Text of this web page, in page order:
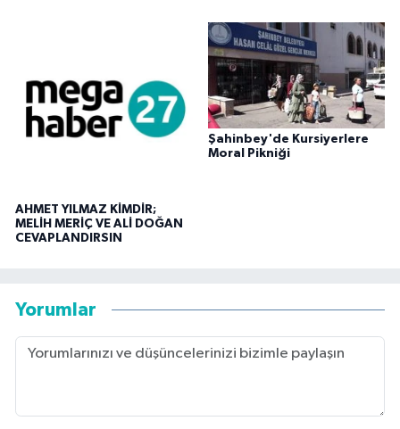
AHMET YILMAZ KİMDİR;
MELİH MERİÇ VE ALİ DOĞAN
CEVAPLANDIRSIN
Şahinbey'de Kursiyerlere
Moral Pikniği
Yorumlar